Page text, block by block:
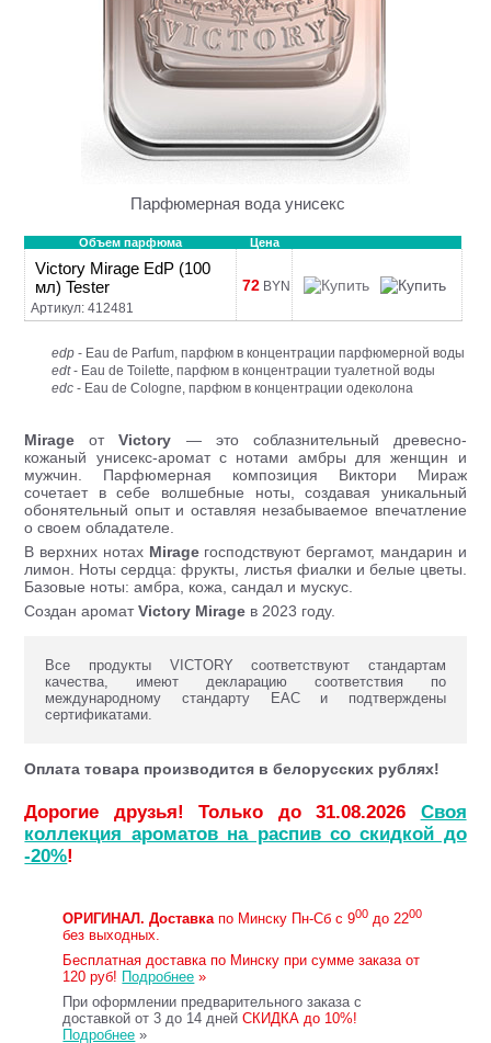
Парфюмерная вода унисекс
Объем парфюма Цена
Victory Mirage EdP (100
мл) Tester
Артикул: 412481
72 BYN
edp - Eau de Parfum, парфюм в концентрации парфюмерной воды
edt- Eau de Toilette, парфюм в концентрации туалетной воды
edc - Eau de Cologne, парфюм в концентрации одеколона
Mirage отVictory — это соблазнительный древесно-
кожаный унисекс-аромат с нотами амбры для женщин и
мужчин. Парфюмерная композиция Виктори Мираж
сочетает в себе волшебные ноты, создавая уникальный
обонятельный опыт и оставляя незабываемое впечатление
о своем обладателе.
В верхних нотах Mirageгосподствуют бергамот, мандарин и
лимон. Ноты сердца: фрукты, листья фиалки и белые цветы.
Базовые ноты: амбра, кожа, сандал и мускус.
Создан ароматVictory Mirage в 2023 году.
Все продукты VICTORY соответствуют стандартам
качества, имеют декларацию соответствия по
международному стандарту ЕАС и подтверждены
сертификатами.
Оплата товара производится в белорусских рублях!
Дорогие друзья! Только до 31.08.2026 Своя
коллекция ароматов на распив со скидкой до
-20%!
ОРИГИНАЛ. Доставкапо Минску Пн-Сб с 900 до 2200
без выходных.
Бесплатная доставка по Минску при сумме заказа от
120 руб! Подробнее »
При оформлении предварительного заказа с
доставкой от 3 до 14 днейСКИДКА до 10%!
Подробнее »